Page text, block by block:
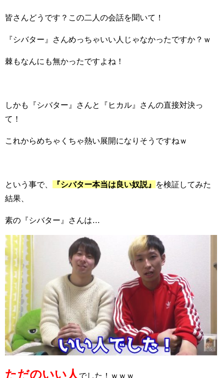
皆さんどうです？この二人の会話を聞いて！
『シバター』さんめっちゃいい人じゃなかったですか？ｗ
棘もなんにも無かったですよね！
しかも『シバター』さんと『ヒカル』さんの直接対決っ
て！
これからめちゃくちゃ熱い展開になりそうですねｗ
という事で、 『シバター本当は良い奴説』
を検証してみた
結果、
素の『シバター』さんは…
ただのいい人 でした！ｗｗｗ